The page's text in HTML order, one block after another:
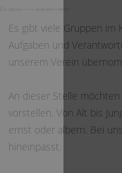
Zu Besuch in Blankenheim
Es gibt viele Gruppen im
Aufgaben und
unserem Verein
An dieser Stelle
vorstellen. Von Alt bis
ernst oder albern. Bei
hineinpasst.